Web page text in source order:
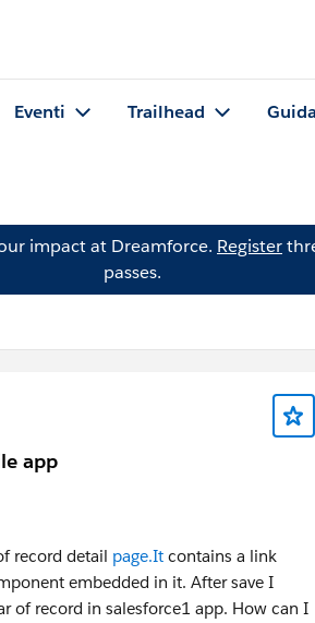
Eventi Trailhead Guida
impact at Dreamforce. Register
passes.
app
record detail page.It contains a link
embedded in it. After save I
of record in salesforce1 app. How can I